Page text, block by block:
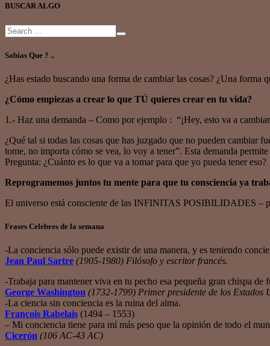
BUSCAR ALGO
Sabias Que ? ..
¿Has estado buscando una forma de cambiar las cosas? ¿Una forma
¿Cómo empiezas a crear lo que TÚ quieres crear en tu vida?
1.- Haz una demanda – Como por ejemplo : “¡Hey, esto va a
¿Qué tal si todas las cosas que has juzgado que no pueden cambiar
tome, no importa cómo se vea, lo voy a tener”. Esta demanda
Pregunta: ¿Cuánto es lo que va a tomar para que yo pueda tener eso?
Reprogramemos juntos tu mente para que tu consciencia ya
El universo está consciente de las INFINITAS POSIBILIDADES –
Frases Celebres de la semana
-La conciencia sólo puede existir de una manera, y es teniendo
Jean Paul Sartre (1905-1980) Filósofo y escritor francés.
-Trabaja para mantener viva en tu pecho esa pequeña gran chispa de
George Washington (1732-1799) Primer presidente de los Estados
-La ciencia sin conciencia es la ruina del alma.
François Rabelais (1494 – 1553)
– Mi conciencia tiene para mí más peso que la opinión de todo el
Cicerón (106 AC-43 AC)